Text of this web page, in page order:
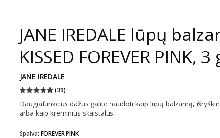
JANE IREDALE lūpų
KISSED FOREVER PINK, 3
JANE IREDALE
(39)
Daugiafunkcius dažus galite naudoti kaip lūpų balzamą,
arba kaip kreminius skaistalus.
Spalva: FOREVER PINK